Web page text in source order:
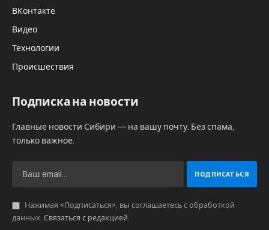
ВКонтакте
Видео
Технологии
Происшествия
Подписка на новости
Главные новости Сибири — на вашу почту. Без спама,
только важное.
Нажимая «Подписаться», вы соглашаетесь с обработкой
данных. Связаться с редакцией.